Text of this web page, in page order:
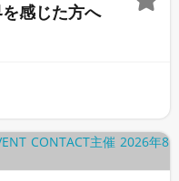
感じた方へ